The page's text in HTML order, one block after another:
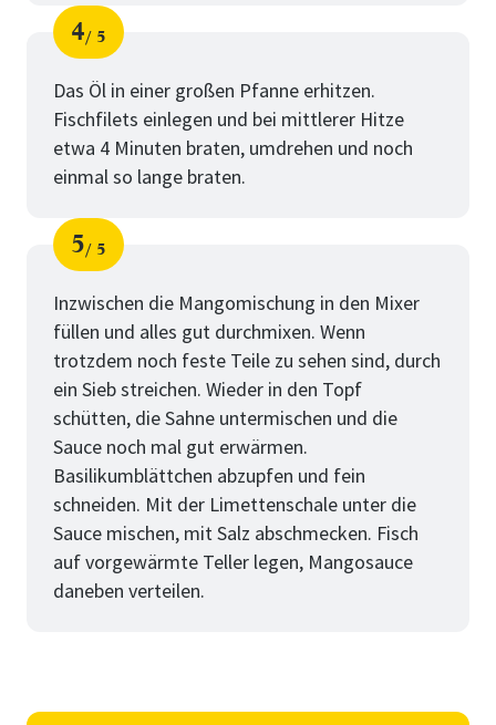
Schritt
4
von
5
Das Öl in einer großen Pfanne erhitzen.
Fischfilets einlegen und bei mittlerer Hitze
etwa 4 Minuten braten, umdrehen und noch
einmal so lange braten.
Schritt
5
von
5
Inzwischen die Mangomischung in den Mixer
füllen und alles gut durchmixen. Wenn
trotzdem noch feste Teile zu sehen sind, durch
ein Sieb streichen. Wieder in den Topf
schütten, die Sahne untermischen und die
Sauce noch mal gut erwärmen.
Basilikumblättchen abzupfen und fein
schneiden. Mit der Limettenschale unter die
Sauce mischen, mit Salz abschmecken. Fisch
auf vorgewärmte Teller legen, Mangosauce
daneben verteilen.